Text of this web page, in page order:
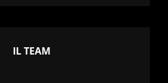
IL TEAM